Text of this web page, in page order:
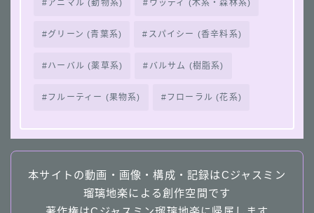
アニマル (動物系) ウッディ (木系・森林系)
グリーン (青葉系) スパイシー (香辛料系)
ハーバル (薬草系) バルサム (樹脂系)
フルーティー (果物系) フローラル (花系)
本サイトの動画・画像・構成・記録はCジャスミン
瑠璃地楽による創作空間です